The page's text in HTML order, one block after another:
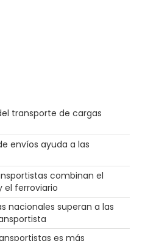
carretera
transporte de cargas
envíos ayuda a las
combinan el
el ferroviario
nacionales superan a las
es más